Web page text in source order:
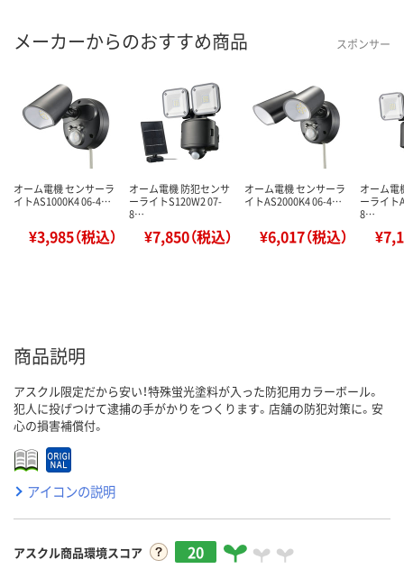
メーカーからのおすすめ商品 スポンサー
オーム電機 センサーラ
イトAS1000K4 06-4…
¥3,985（税込）
オーム電機 防犯センサ
ーライトS120W2 07-
8…
¥7,850（税込）
オーム電機 センサーラ
イトAS2000K4 06-4…
¥6,017（税込）
オーム電
ーライト
8…
商品説明
アスクル限定だから安い！特殊蛍光塗料が入った防犯用カラーボール。
犯人に投げつけて逮捕の手がかりをつくります。店舗の防犯対策に。安
心の損害補償付。
アイコンの説明
アスクル商品環境スコア 20